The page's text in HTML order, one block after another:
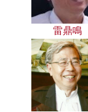
雷鼎鳴